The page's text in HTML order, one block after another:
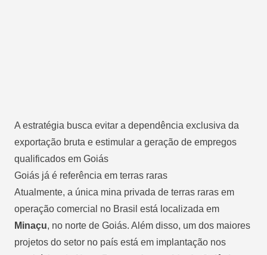
A estratégia busca evitar a dependência exclusiva da
exportação bruta e estimular a geração de empregos
qualificados em Goiás
Goiás já é referência em terras raras
Atualmente, a única mina privada de terras raras em
operação comercial no Brasil está localizada em
Minaçu, no norte de Goiás. Além disso, um dos maiores
projetos do setor no país está em implantação nos